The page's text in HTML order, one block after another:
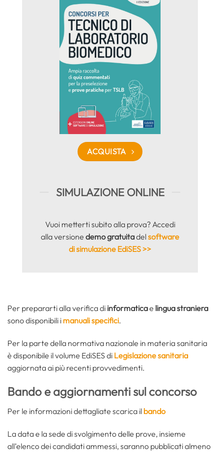
ACQUISTA
SIMULAZIONE ONLINE
Vuoi metterti subito alla prova? Accedi
alla versione demo gratuitadelsoftware
di simulazione EdiSES >>
Per prepararti alla verifica di informaticae lingua straniera
sono disponibili i manuali specifici.
Per la parte della normativa nazionale in materia sanitaria
è disponibile il volume EdiSES di Legislazione sanitaria
aggiornata ai più recenti provvedimenti.
Bando e aggiornamenti sul concorso
Per le informazioni dettagliate scarica il bando
La data e la sede di svolgimento delle prove, insieme
all’elenco dei candidati ammessi, saranno pubblicati almeno